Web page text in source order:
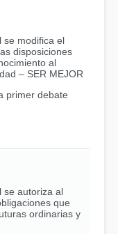
se modifica el
disposiciones
al
– SER MEJOR
primer debate
se autoriza al
que
ordinarias y